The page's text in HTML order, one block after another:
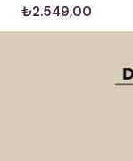
₺2.549,00